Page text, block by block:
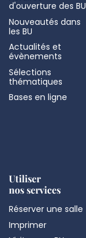
d'ouverture des BU
Nouveautés dans
les BU
Actualités et
évènements
Sélections
thématiques
Bases en ligne
Utiliser
nos services
Réserver une salle
Imprimer